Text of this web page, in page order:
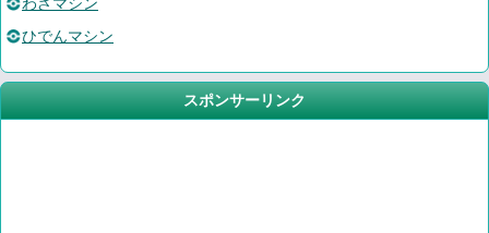
ひでんマシン
スポンサーリンク